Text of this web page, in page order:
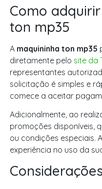
Como
ton mp35
A maquininha ton mp35
diretamente pelo site da
representantes
solicitação é simples e
comece a aceitar
Adicionalmente, ao
promoções disponíveis,
ou condições especiais.
experiência no uso da